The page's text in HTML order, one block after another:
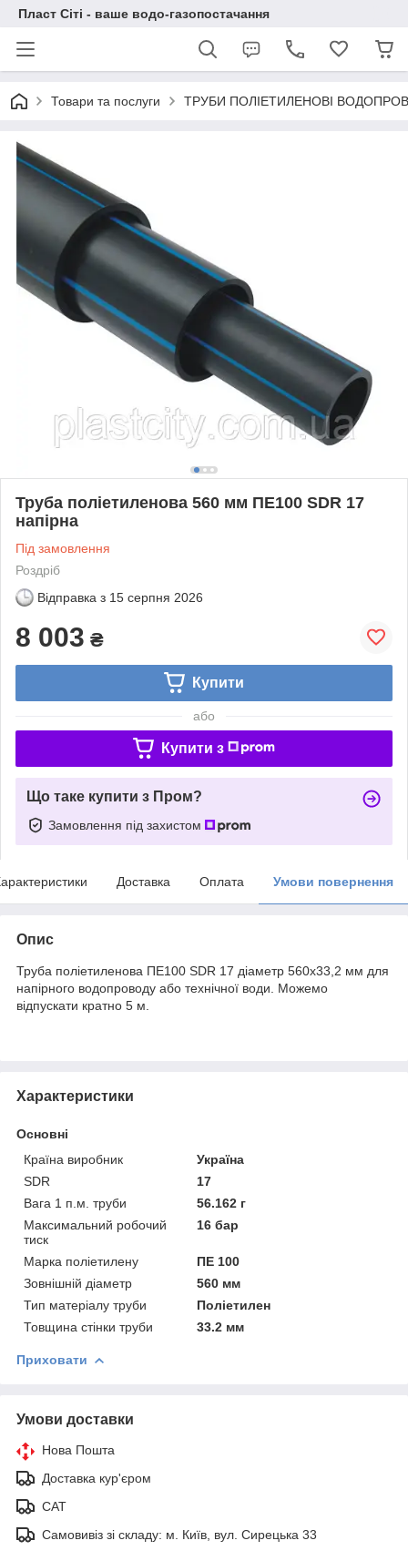
Пласт Сіті - ваше водо-газопостачання
Товари та послуги ТРУБИ ПОЛІЕТИЛЕНОВІ
Труба поліетиленова 560 мм ПЕ100 SDR 17
напірна
Під замовлення
Роздріб
Відправка з 15 серпня 2026
8 003 ₴
Купити
або
Купити з
Що таке купити з Пром?
Замовлення під захистом
Доставка Оплата Умови повернення
Опис
Труба поліетиленова ПЕ100 SDR 17 діаметр 560x33,2 мм для
напірного водопроводу або технічної води. Можемо
відпускати кратно 5 м.
Характеристики
Основні
Країна виробник
Україна
SDR
17
Вага 1 п.м. труби
56.162 г
Максимальний робочий
тиск
16 бар
Марка поліетилену
ПЕ 100
Зовнішній діаметр
560 мм
Тип матеріалу труби
Поліетилен
Товщина стінки труби
33.2 мм
Приховати
Умови доставки
Нова Пошта
Доставка кур'єром
САТ
Самовивіз зі складу: м. Київ, вул. Сирецька 33